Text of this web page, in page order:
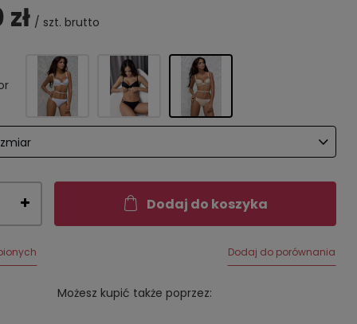
zł / szt. brutto
Dodaj do koszyka
Dodaj do porównania
Możesz kupić także poprzez: